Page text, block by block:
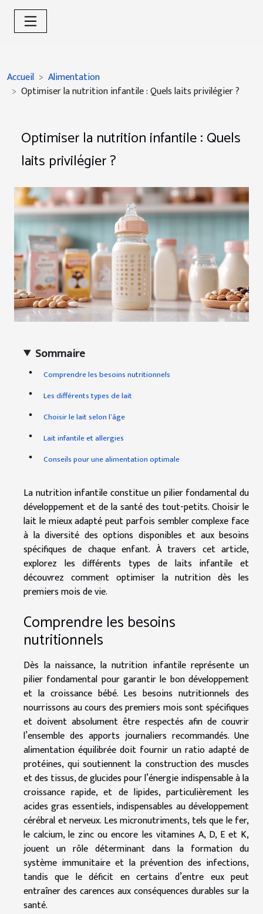
Accueil
Alimentation
Optimiser la nutrition infantile : Quels laits privilégier ?
Optimiser la nutrition infantile : Quels
laits privilégier ?
Sommaire
Comprendre les besoins nutritionnels
Les différents types de lait
Choisir le lait selon l’âge
Lait infantile et allergies
Conseils pour une alimentation optimale
La nutrition infantile constitue un pilier fondamental du
développement et de la santé des tout-petits. Choisir le
lait le mieux adapté peut parfois sembler complexe face
à la diversité des options disponibles et aux besoins
spécifiques de chaque enfant. À travers cet article,
explorez les différents types de laits infantile et
découvrez comment optimiser la nutrition dès les
premiers mois de vie.
Comprendre les besoins
nutritionnels
Dès la naissance, la nutrition infantile représente un
pilier fondamental pour garantir le bon développement
et la croissance bébé. Les besoins nutritionnels des
nourrissons au cours des premiers mois sont spécifiques
et doivent absolument être respectés afin de couvrir
l’ensemble des apports journaliers recommandés. Une
alimentation équilibrée doit fournir un ratio adapté de
protéines, qui soutiennent la construction des muscles
et des tissus, de glucides pour l’énergie indispensable à la
croissance rapide, et de lipides, particulièrement les
acides gras essentiels, indispensables au développement
cérébral et nerveux. Les micronutriments, tels que le fer,
le calcium, le zinc ou encore les vitamines A, D, E et K,
jouent un rôle déterminant dans la formation du
système immunitaire et la prévention des infections,
tandis que le déficit en certains d’entre eux peut
entraîner des carences aux conséquences durables sur la
santé.